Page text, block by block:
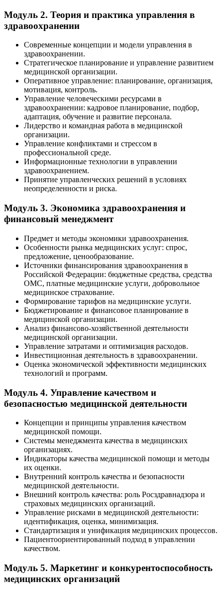
Модуль 2. Теория и практика управления в
здравоохранении
Современные концепции и модели управления в
здравоохранении.
Стратегическое планирование и управление развитием
медицинской организации.
Оперативное управление: планирование, организация,
мотивация, контроль.
Управление человеческими ресурсами в
здравоохранении: кадровое планирование, подбор,
адаптация, обучение и развитие персонала.
Лидерство и командная работа в медицинской
организации.
Управление конфликтами и стрессом в
профессиональной среде.
Информационные технологии в управлении
здравоохранением.
Принятие управленческих решений в условиях
неопределенности и риска.
Модуль 3. Экономика здравоохранения и
финансовый менеджмент
Предмет и методы экономики здравоохранения.
Особенности рынка медицинских услуг: спрос,
предложение, ценообразование.
Источники финансирования здравоохранения в
Российской Федерации: бюджетные средства, средства
ОМС, платные медицинские услуги, добровольное
медицинское страхование.
Формирование тарифов на медицинские услуги.
Бюджетирование и финансовое планирование в
медицинской организации.
Анализ финансово-хозяйственной деятельности
медицинской организации.
Управление затратами и оптимизация расходов.
Инвестиционная деятельность в здравоохранении.
Оценка экономической эффективности медицинских
технологий и программ.
Модуль 4. Управление качеством и
безопасностью медицинской деятельности
Концепции и принципы управления качеством
медицинской помощи.
Системы менеджмента качества в медицинских
организациях.
Индикаторы качества медицинской помощи и методы
их оценки.
Внутренний контроль качества и безопасности
медицинской деятельности.
Внешний контроль качества: роль Росздравнадзора и
страховых медицинских организаций.
Управление рисками в медицинской деятельности:
идентификация, оценка, минимизация.
Стандартизация и унификация медицинских процессов.
Пациентоориентированный подход в управлении
качеством.
Модуль 5. Маркетинг и конкурентоспособность
медицинских организаций